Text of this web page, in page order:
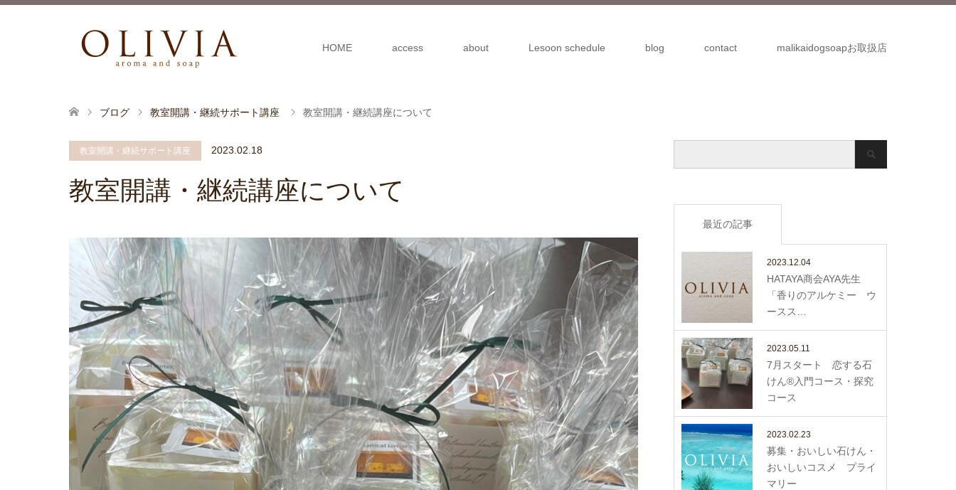
HOME access about Lesoon schedule blog contact malikaidogsoapお取扱店
ブログ 教室開講・継続サポート講座 教室開講・継続講座について
教室開講・継続サポート講座 2023.02.18
教室開講・継続講座について
最近の記事
2023.12.04
HATAYA商会AYA先生
「香りのアルケミー ウ
ースス…
2023.05.11
7月スタート 恋する石
けん®入門コース・探究
コース
2023.02.23
募集・おいしい石けん・
おいしいコスメ プライ
マリー